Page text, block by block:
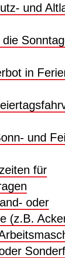
und
in
und
für
oder
(z.B.